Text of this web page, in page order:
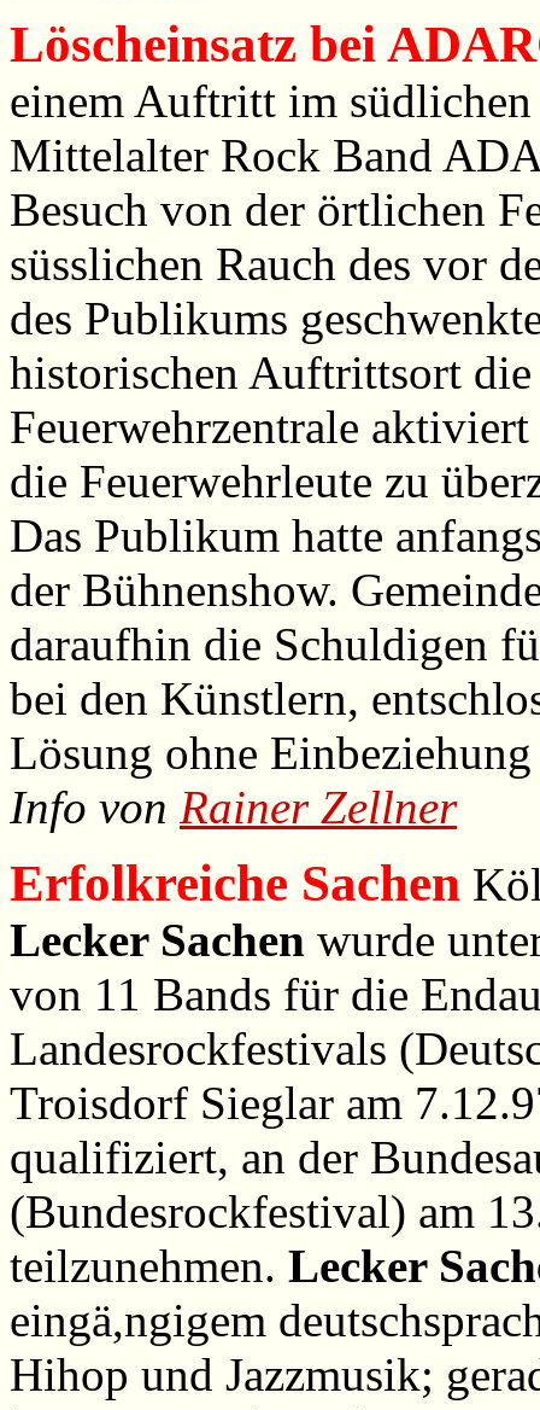
Löscheinsatz bei
einem Auftritt im
Mittelalter Rock Band
Besuch von der örtlichen
süsslichen Rauch des vor
des Publikums
historischen Auftrittsort
Feuerwehrzentrale
die Feuerwehrleute zu
Das Publikum hatte
der Bühnenshow.
daraufhin die Schuldigen
bei den Künstlern,
Lösung ohne
Info von Rainer Zellner
Erfolkreiche Sachen
Lecker Sachen wurde
von 11 Bands für die
Landesrockfestivals
Troisdorf Sieglar am
qualifiziert, an der
(Bundesrockfestival) am
teilzunehmen. Lecker
eingä,ngigem
Hihop und Jazzmusik;